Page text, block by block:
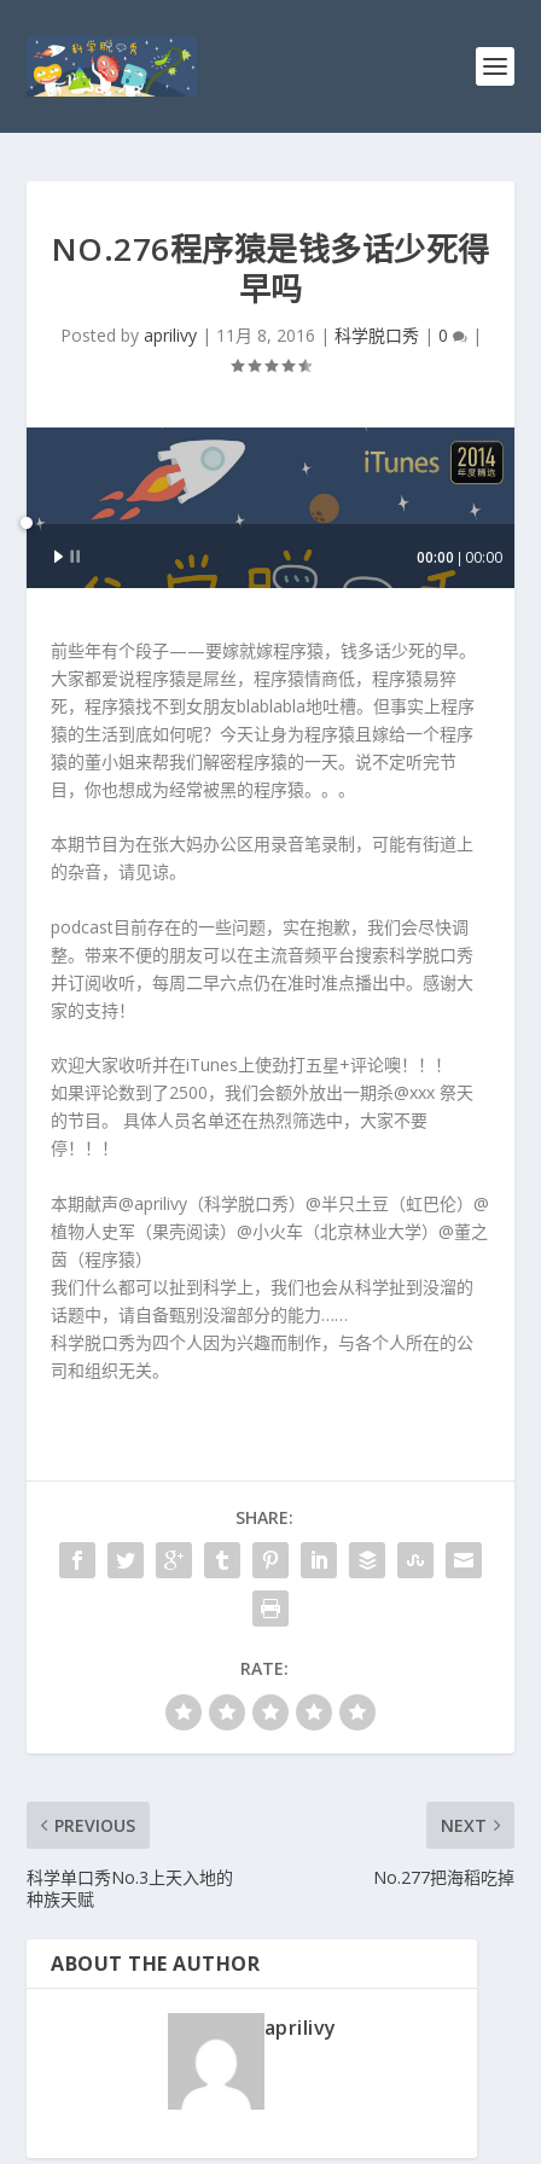
NO.276程序猿是钱多话少死得
早吗
Posted by aprilivy| 11月 8, 2016 | 科学脱口秀| 0 |
播
00:00 00:00
前些年有个段子——要嫁就嫁程序猿，钱多话少死的早。
大家都爱说程序猿是屌丝，程序猿情商低，程序猿易猝
死，程序猿找不到女朋友blablabla地吐槽。但事实上程序
猿的生活到底如何呢？今天让身为程序猿且嫁给一个程序
猿的董小姐来帮我们解密程序猿的一天。说不定听完节
目，你也想成为经常被黑的程序猿。。。
本期节目为在张大妈办公区用录音笔录制，可能有街道上
的杂音，请见谅。
podcast目前存在的一些问题，实在抱歉，我们会尽快调
整。带来不便的朋友可以在主流音频平台搜索科学脱口秀
并订阅收听，每周二早六点仍在准时准点播出中。感谢大
家的支持！
欢迎大家收听并在iTunes上使劲打五星+评论噢！！！
如果评论数到了2500，我们会额外放出一期杀@xxx 祭天
的节目。 具体人员名单还在热烈筛选中，大家不要
停！！！
本期献声@aprilivy（科学脱口秀）@半只土豆（虹巴伦）@
植物人史军（果壳阅读）@小火车（北京林业大学）@董之
茵（程序猿）
我们什么都可以扯到科学上，我们也会从科学扯到没溜的
话题中，请自备甄别没溜部分的能力……
科学脱口秀为四个人因为兴趣而制作，与各个人所在的公
司和组织无关。
SHARE:
RATE:
PREVIOUS
科学单口秀No.3上天入地的
种族天赋
NEXT
No.277把海稻吃掉
ABOUT THE AUTHOR
aprilivy